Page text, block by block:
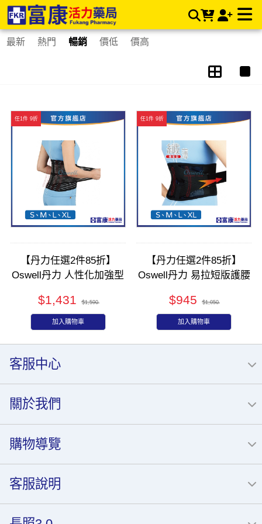
護腰 | 富康活力藥局購物商城
最新 熱門 暢銷 價低 價高
任1件 9折
【丹力任選2件85折】
Oswell丹力 人性化加強型
$1,431 $1,590
加入購物車
任1件 9折
【丹力任選2件85折】
Oswell丹力 易拉短版護腰
$945 $1,050
加入購物車
客服中心
關於我們
購物導覽
客服說明